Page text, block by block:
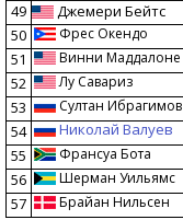
49 Джемери Бейтс
50 Фрес Окендо
51 Винни Маддалоне
52 Лу Савариз
53 Султан Ибрагимов
54 Николай Валуев
55 Франсуа Бота
56 Шерман Уильямс
57 Брайан Нильсен